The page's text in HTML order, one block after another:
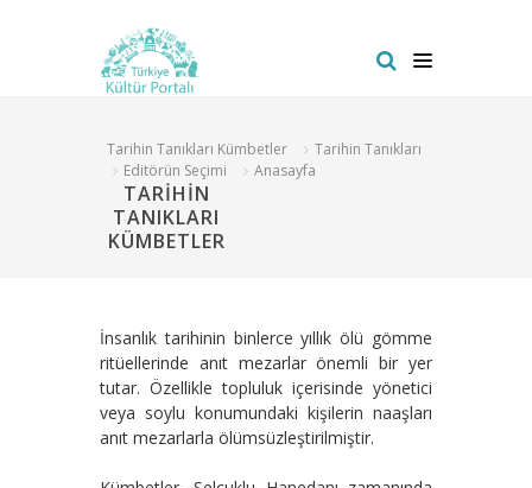
Tarihin Tanıkları Kümbetler
Tarihin Tanıkları
Editörün Seçimi
Anasayfa
TARİHİN
TANIKLARI
KÜMBETLER
İnsanlık tarihinin binlerce yıllık ölü gömme
ritüellerinde anıt mezarlar önemli bir yer
tutar. Özellikle topluluk içerisinde yönetici
veya soylu konumundaki kişilerin naaşları
anıt mezarlarla ölümsüzleştirilmiştir.